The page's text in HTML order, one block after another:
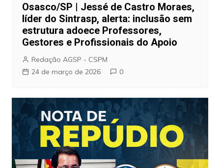
Osasco/SP | Jessé de Castro Moraes,
líder do Sintrasp, alerta: inclusão sem
estrutura adoece Professores,
Gestores e Profissionais do Apoio
Redação AGSP - CSPM
24 de março de 2026
0